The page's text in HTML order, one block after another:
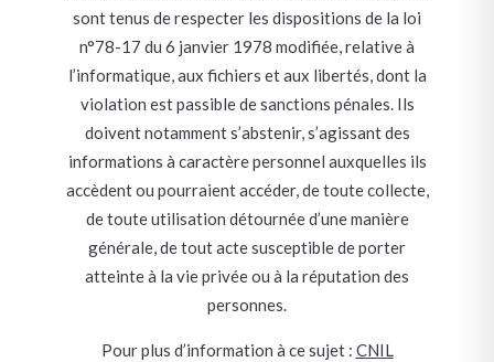
sont tenus de respecter les dispositions de la loi
n°78-17 du 6 janvier 1978 modifiée, relative à
l’informatique, aux fichiers et aux libertés, dont la
violation est passible de sanctions pénales. Ils
doivent notamment s’abstenir, s’agissant des
informations à caractère personnel auxquelles ils
accèdent ou pourraient accéder, de toute collecte,
de toute utilisation détournée d’une manière
générale, de tout acte susceptible de porter
atteinte à la vie privée ou à la réputation des
personnes.
Pour plus d’information à ce sujet : CNIL